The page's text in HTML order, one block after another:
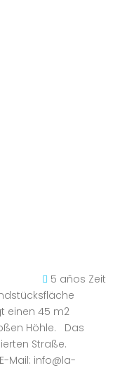
5 años Zeit
einen 45 m2
Höhle. Das
Straße.
Mail: info@la-